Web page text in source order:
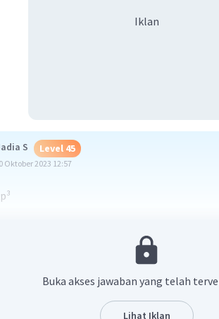
Iklan
S Level 45
Oktober 2023 12:57
Buka akses jawaban yang telah
Lihat Iklan